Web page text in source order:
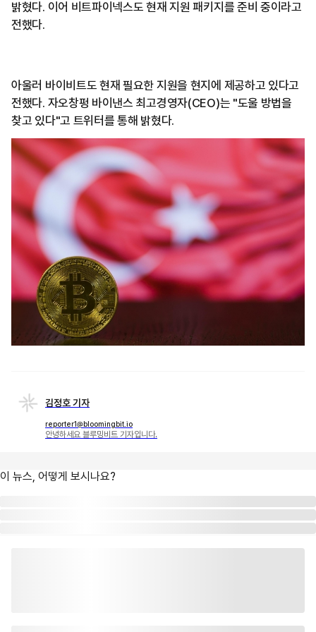
밝혔다. 이어 비트파이넥스도 현재 지원 패키지를 준비 중이라고
전했다.
아울러 바이비트도 현재 필요한 지원을 현지에 제공하고 있다고
전했다. 자오창펑 바이낸스 최고경영자(CEO)는 "도울 방법을
찾고 있다"고 트위터를 통해 밝혔다.
김정호 기자
reporter1@bloomingbit.io
안녕하세요 블루밍비트 기자입니다.
이 뉴스, 어떻게 보시나요?